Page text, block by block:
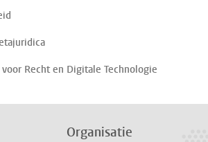
Recht en Digitale Technologie
Organisatie